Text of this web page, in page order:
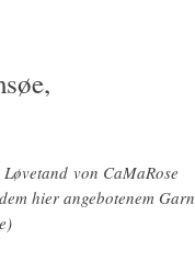
von CaMaRose
hier angebotenem Garn